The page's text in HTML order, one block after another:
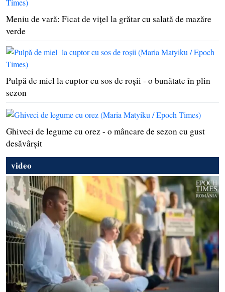
Meniu de vară: Ficat de viţel la grătar cu salată de mazăre
verde
Pulpă de miel la cuptor cu sos de roşii - o bunătate în plin
sezon
Ghiveci de legume cu orez - o mâncare de sezon cu gust
desăvârşit
video